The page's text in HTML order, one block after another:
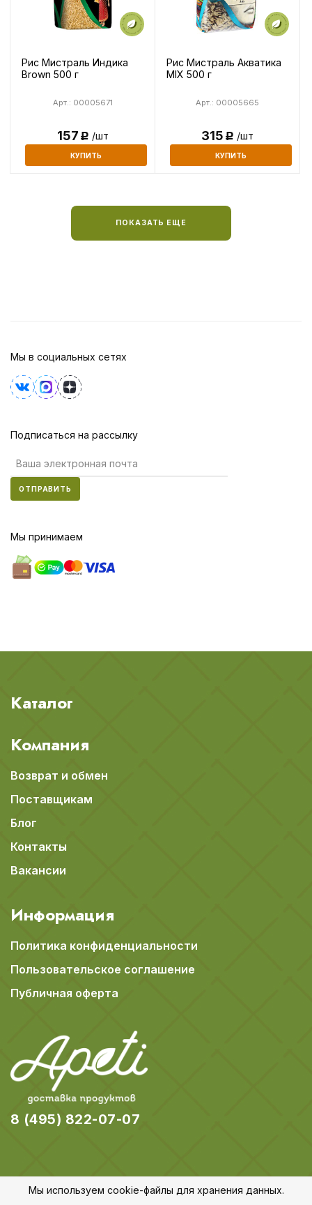
Рис Мистраль Индика
Brown 500 г
Арт.: 00005671
157Р /шт
КУПИТЬ
Рис Мистраль Акватика
MIX 500 г
Арт.: 00005665
315Р /шт
КУПИТЬ
ПОКАЗАТЬ ЕЩЕ
Мы в социальных сетях
Подписаться на рассылку
ОТПРАВИТЬ
Мы принимаем
Каталог
Компания
Возврат и обмен
Поставщикам
Блог
Контакты
Вакансии
Информация
Политика конфиденциальности
Пользовательское соглашение
Публичная оферта
8 (495) 822-07-07
Мы используем cookie-файлы для хранения данных.